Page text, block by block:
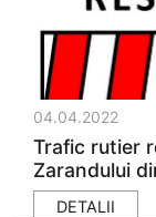
04.04.2022
Trafic rutier
Zarandului
DETALII